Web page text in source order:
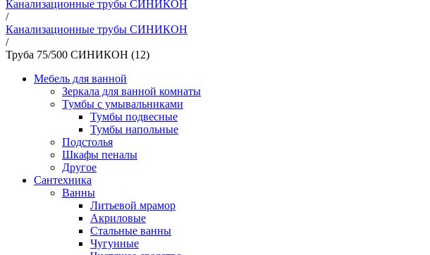
Канализационные трубы СИНИКОН
/
Канализационные трубы СИНИКОН
/
Труба 75/500 СИНИКОН (12)
Мебель для ванной
Зеркала для ванной комнаты
Тумбы с умывальниками
Тумбы подвесные
Тумбы напольные
Подстолья
Шкафы пеналы
Другое
Сантехника
Ванны
Литьевой мрамор
Акриловые
Стальные ванны
Чугунные